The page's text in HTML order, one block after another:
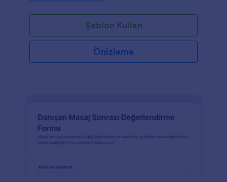
Şablon Kullan
Önizleme